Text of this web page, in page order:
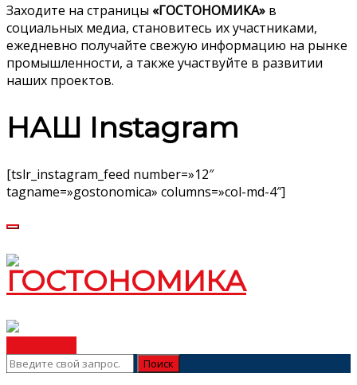
Заходите на страницы «ГОСТОНОМИКА» в
социальных медиа, становитесь их участниками,
ежедневно получайте свежую информацию на рынке
промышленности, а также участвуйте в развитии
наших проектов.
НАШ Instagram
[tslr_instagram_feed number=»12″
tagname=»gostonomica» columns=»col-md-4″]